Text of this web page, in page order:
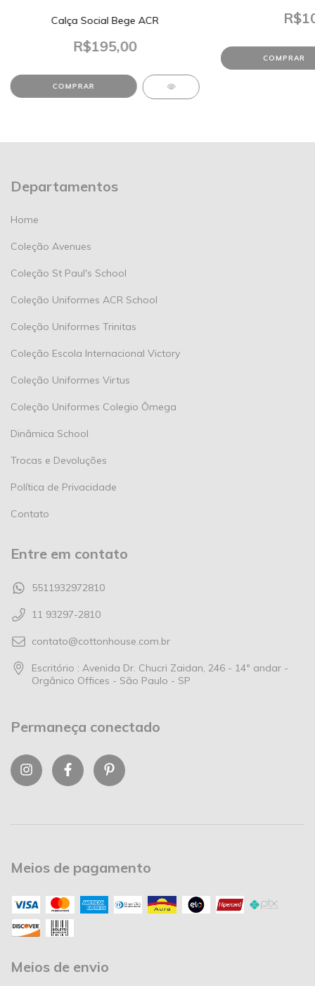
Calça Social Bege ACR
R$195,00
COMPRAR
COMPRAR
Departamentos
Home
Coleção Avenues
Coleção St Paul's School
Coleção Uniformes ACR School
Coleção Uniformes Trinitas
Coleção Escola Internacional Victory
Coleção Uniformes Virtus
Coleção Uniformes Colegio Ômega
Dinâmica School
Trocas e Devoluções
Política de Privacidade
Contato
Entre em contato
5511932972810
11 93297-2810
contato@cottonhouse.com.br
Escritório : Avenida Dr. Chucri Zaidan, 246 - 14º andar -
Orgânico Offices - São Paulo - SP
Permaneça conectado
Meios de pagamento
Meios de envio